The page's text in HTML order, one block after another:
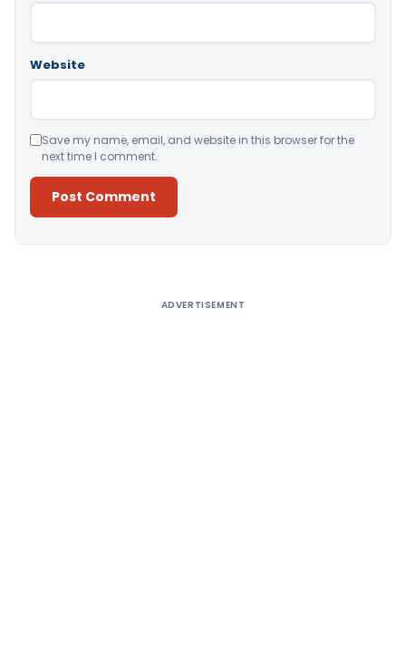
Website
Save my name, email, and website in this browser for the
next time I comment.
ADVERTISEMENT